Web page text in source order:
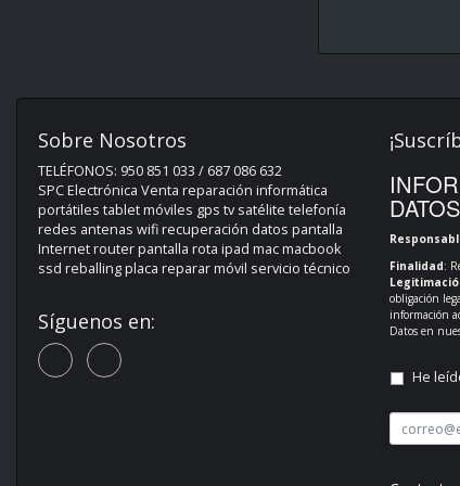
Sobre Nosotros
TELÉFONOS: 950 851 033 / 687 086 632
SPC Electrónica Venta reparación informática
portátiles tablet móviles gps tv satélite telefonía
redes antenas wifi recuperación datos pantalla
Internet router pantalla rota ipad mac macbook
ssd reballing placa reparar móvil servicio técnico
Síguenos en:
DATOS
Finalidad:
obligación
información
Datos en
He